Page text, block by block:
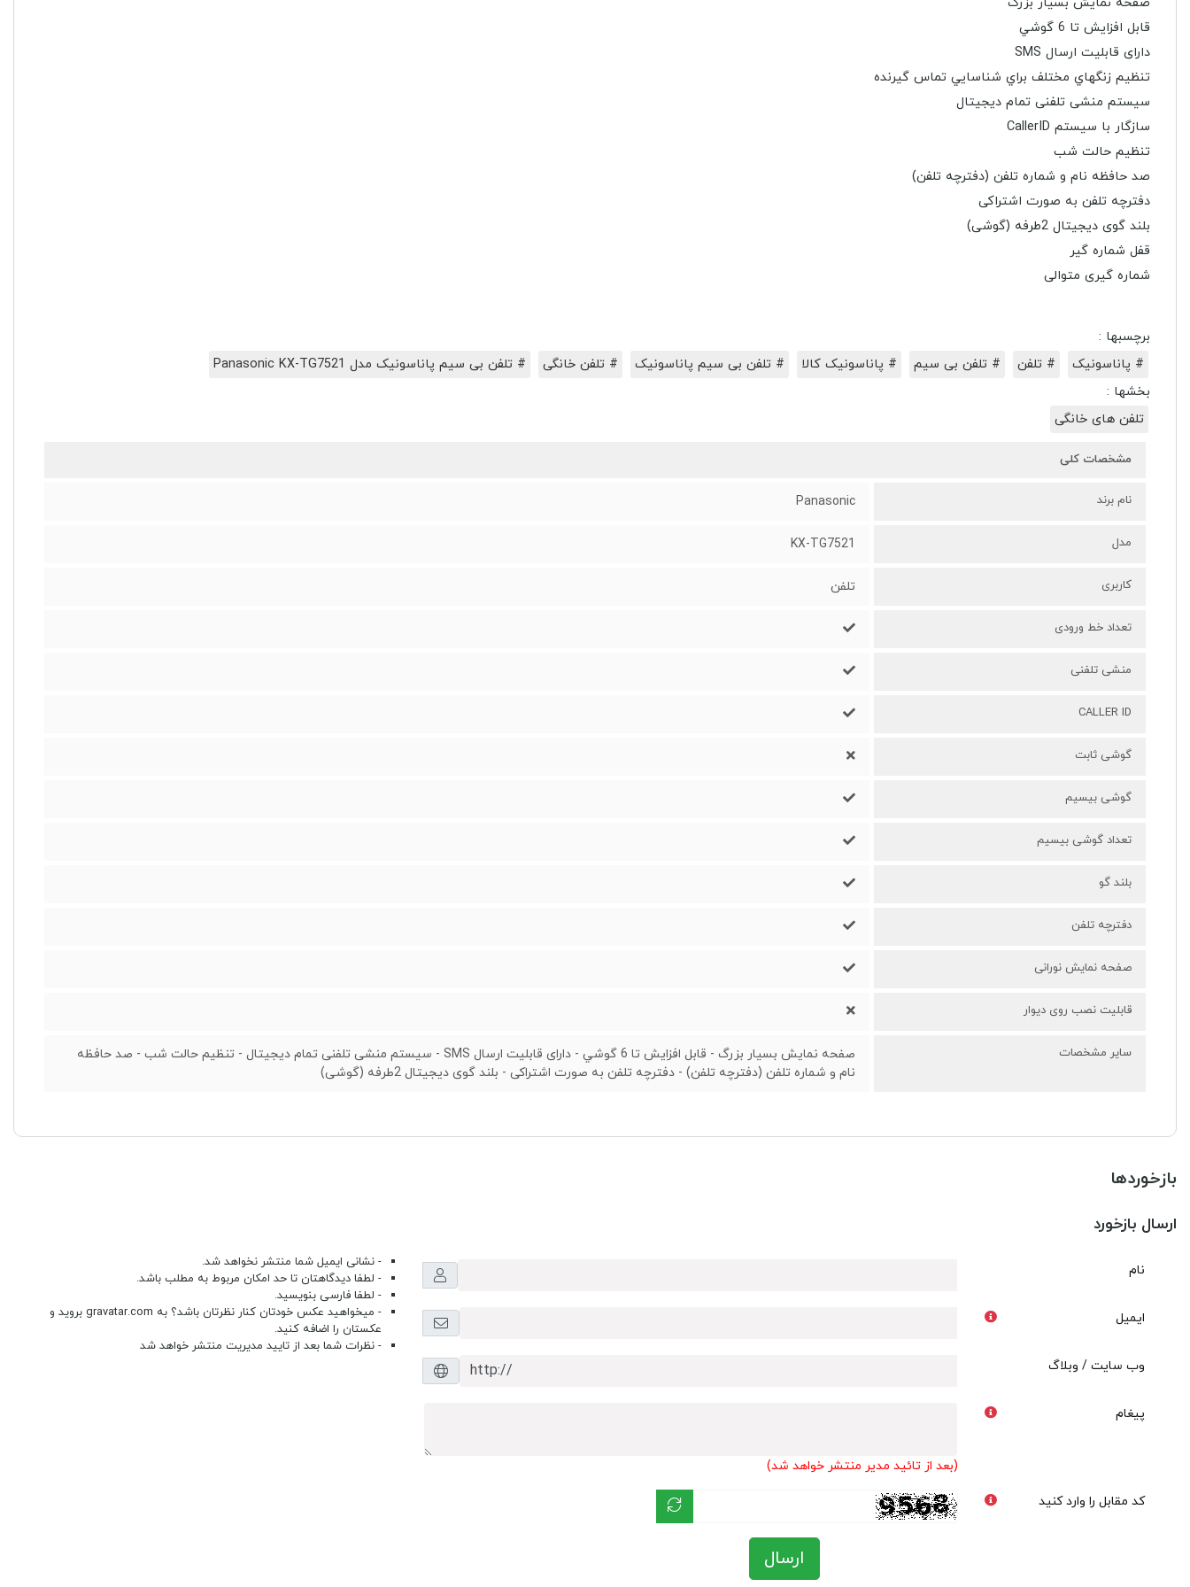
قابل افزايش تا 6 گوشي
دارای قابلیت ارسال SMS
تنظيم زنگهاي مختلف براي شناسايي تماس گيرنده
سیستم منشی تلفنی تمام دیجیتال
سازگار با سیستم CallerID
تنظیم حالت شب
صد حافظه نام و شماره تلفن (دفترچه تلفن)
دفترچه تلفن به صورت اشتراکی
بلند گوی دیجیتال 2طرفه (گوشی)
قفل شماره گیر
شماره گیری متوالی
برچسبها :
# پاناسونیک
# تلفن # تلفن بی سیم # پاناسونیک کالا # تلفن بی سیم پاناسونیک # تلفن خانگی
# تلفن بی سیم پاناسونیک مدل Panasonic KX-TG7521
بخشها :
تلفن های خانگی
مشخصات کلی
نام برند Panasonic
مدل KX-TG7521
کاربری تلفن
تعداد خط ورودی
منشی تلفنی
CALLER ID
گوشی ثابت
گوشی بیسیم
تعداد گوشی بیسیم
بلند گو
دفترچه تلفن
صفحه نمایش نورانی
قابلیت نصب روی دیوار
سایر مشخصات
صفحه نمایش بسیار بزرگ - قابل افزايش تا 6 گوشي - دارای قابلیت ارسال SMS - سیستم منشی تلفنی تمام دیجیتال - تنظیم حالت شب - صد حافظه
نام و شماره تلفن (دفترچه تلفن) - دفترچه تلفن به صورت اشتراکی - بلند گوی دیجیتال 2طرفه (گوشی)
بازخوردها
ارسال بازخورد
نام
ایمیل
وب سایت / وبلاگ
پیغام
(بعد از تائید مدیر منتشر خواهد شد)
کد مقابل را وارد کنید
ارسال
- نشانی ایمیل شما منتشر نخواهد شد.
- لطفا دیدگاهتان تا حد امکان مربوط به مطلب باشد.
- لطفا فارسی بنویسید.
- میخواهید عکس خودتان کنار نظرتان باشد؟ به gravatar.com بروید و
عکستان را اضافه کنید.
- نظرات شما بعد از تایید مدیریت منتشر خواهد شد